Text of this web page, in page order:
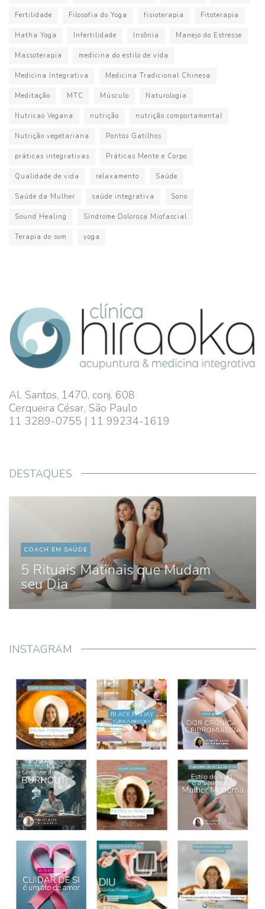
Fertilidade Filosofia do Yoga fisioterapia Fitoterapia
Hatha Yoga Infertilidade Insônia Manejo do Estresse
Massoterapia medicina do estilo de vida
Medicina Integrativa Medicina Tradicional Chinesa
Meditação MTC Músculo Naturologia
Nutricao Vegana nutrição nutrição comportamental
Nutrição vegetariana Pontos Gatilhos
práticas integrativas Práticas Mente e Corpo
Qualidade de vida relaxamento Saúde
Saúde da Mulher saúde integrativa Sono
Sound Healing Síndrome Dolorosa Miofascial
Terapia do som yoga
Al. Santos, 1470, conj. 608
Cerqueira César, São Paulo
11 3289-0755 | 11 99234-1619
DESTAQUES
COACH EM SAÚDE
5 Rituais Matinais que Mudam
seu Dia
INSTAGRAM